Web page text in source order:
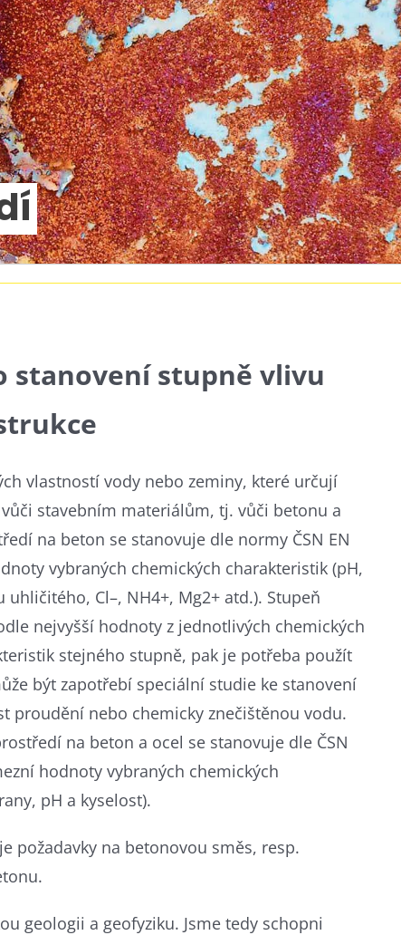
stanovení stupně vlivu
vlastností vody nebo zeminy, které určují
stavebním materiálům, tj. vůči betonu a
na beton se stanovuje dle normy ČSN EN
vybraných chemických charakteristik (pH,
Cl–, NH4+, Mg2+ atd.). Stupeň
nejvyšší hodnoty z jednotlivých chemických
stejného stupně, pak je potřeba použít
být zapotřebí speciální studie ke stanovení
proudění nebo chemicky znečištěnou vodu.
na beton a ocel se stanovuje dle ČSN
hodnoty vybraných chemických
pH a kyselost).
požadavky na betonovou směs, resp.
geologii a geofyziku. Jsme tedy schopni